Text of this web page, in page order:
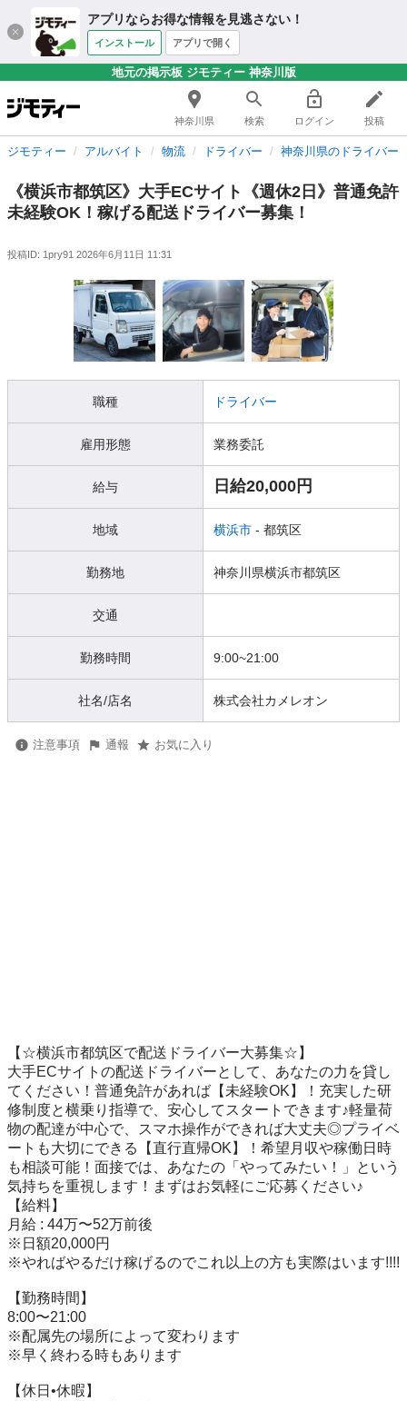
アプリならお得な情報を見逃さない！
インストール アプリで開く
地元の掲示板 ジモティー 神奈川版
神奈川県 検索 ログイン 投稿
ジモティー アルバイト 物流 ドライバー 神奈川県のドライバー
《横浜市都筑区》大手ECサイト《週休2日》普通免許
未経験OK！稼げる配送ドライバー募集！
投稿ID: 1pry91 2026年6月11日 11:31
職種 ドライバー
雇用形態 業務委託
給与 日給20,000円
地域 横浜市 - 都筑区
勤務地 神奈川県横浜市都筑区
交通
勤務時間 9:00~21:00
社名/店名 株式会社カメレオン
注意事項 通報 お気に入り
【☆横浜市都筑区で配送ドライバー大募集☆】
大手ECサイトの配送ドライバーとして、あなたの力を貸し
てください！普通免許があれば【未経験OK】！充実した研
修制度と横乗り指導で、安心してスタートできます♪軽量荷
物の配達が中心で、スマホ操作ができれば大丈夫◎プライベ
ートも大切にできる【直行直帰OK】！希望月収や稼働日時
も相談可能！面接では、あなたの「やってみたい！」という
気持ちを重視します！まずはお気軽にご応募ください♪
【給料】
月給 : 44万〜52万前後
※日額20,000円
※やればやるだけ稼げるのでこれ以上の方も実際はいます!!!!
【勤務時間】
8:00〜21:00
※配属先の場所によって変わります
※早く終わる時もあります
【休日•休暇】